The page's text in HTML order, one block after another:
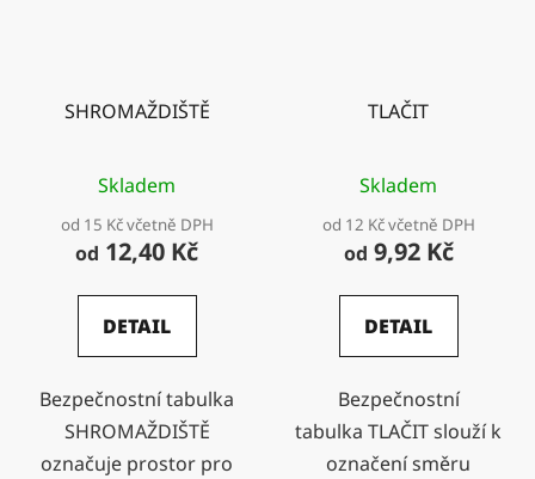
SHROMAŽDIŠTĚ
Skladem
od 15 Kč včetně DPH
od 12,40 Kč
DETAIL
Bezpečnostní tabulka
SHROMAŽDIŠTĚ
označuje prostor pro
TLAČIT
Skladem
od 12 Kč včetně DPH
od 9,92 Kč
DETAIL
Bezpečnostní
tabulka TLAČIT slouží k
označení směru